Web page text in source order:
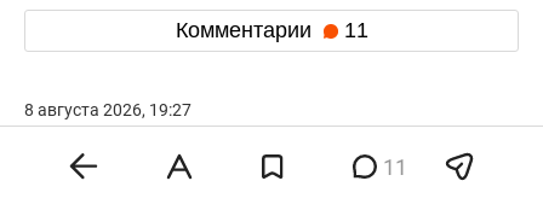
Комментарии 11
8 августа 2026, 19:27
Минобороны Болгарии
11